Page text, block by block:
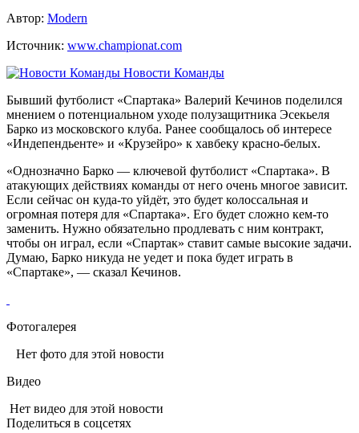
Автор: Modern
Источник: www.championat.com
Новости Команды
Бывший футболист «Спартака» Валерий Кечинов поделился
мнением о потенциальном уходе полузащитника Эсекьеля
Барко из московского клуба. Ранее сообщалось об интересе
«Индепендьенте» и «Крузейро» к хавбеку красно-белых.
«Однозначно Барко — ключевой футболист «Спартака». В
атакующих действиях команды от него очень многое зависит.
Если сейчас он куда-то уйдёт, это будет колоссальная и
огромная потеря для «Спартака». Его будет сложно кем-то
заменить. Нужно обязательно продлевать с ним контракт,
чтобы он играл, если «Спартак» ставит самые высокие задачи.
Думаю, Барко никуда не уедет и пока будет играть в
«Спартаке», — сказал Кечинов.
Фотогалерея
Нет фото для этой новости
Видео
Нет видео для этой новости
Поделиться в соцсетях